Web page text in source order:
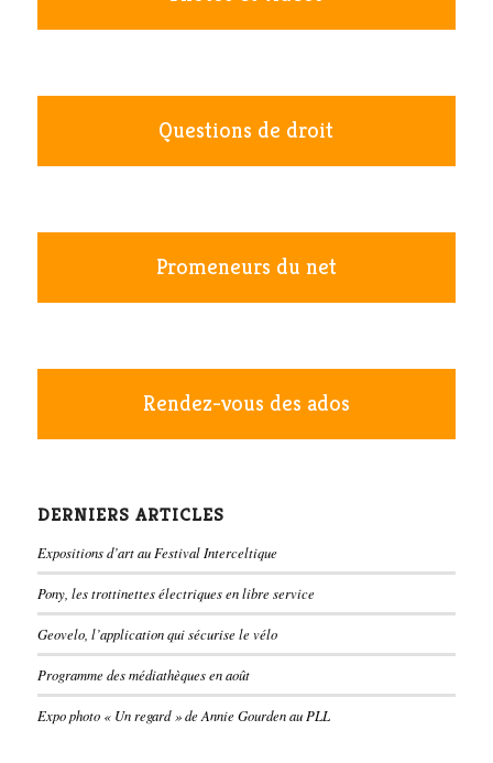
Questions de droit
Promeneurs du net
Rendez-vous des ados
DERNIERS ARTICLES
Expositions d’art au Festival Interceltique
Pony, les trottinettes électriques en libre service
Geovelo, l’application qui sécurise le vélo
Programme des médiathèques en août
Expo photo « Un regard » de Annie Gourden au PLL